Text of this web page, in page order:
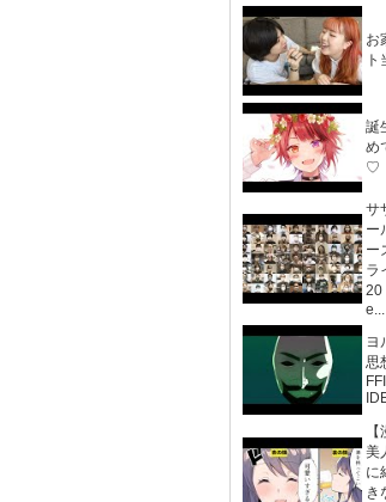
お
ト
誕
め
♡
サ
ー
ー
ラ
20
e...
ヨ
思
美
に
き